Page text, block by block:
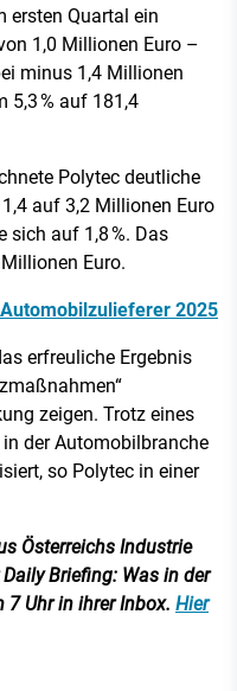
ersten Quartal ein
1,0 Millionen Euro –
minus 1,4 Millionen
5,3 % auf 181,4
Polytec deutliche
auf 3,2 Millionen Euro
sich auf 1,8 %. Das
Euro.
2025
erfreuliche Ergebnis
zeigen. Trotz eines
der Automobilbranche
so Polytec in einer
Österreichs Industrie
Briefing: Was in der
Uhr in ihrer Inbox. Hier